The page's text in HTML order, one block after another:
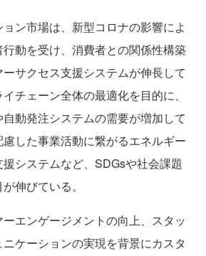
ン市場は、新型コロナの影響によ
動を受け、消費者との関係性構築
サクセス支援システムが伸長して
チェーン全体の最適化を目的に、
動発注システムの需要が増加して
した事業活動に繋がるエネルギー
システムなど、SDGsや社会課題
伸びている。
エンゲージメントの向上、スタッ
ケーションの実現を背景にカスタ